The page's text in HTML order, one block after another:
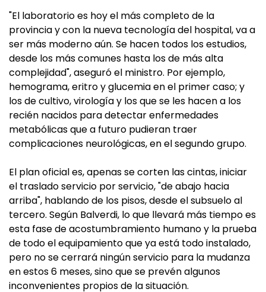
"El laboratorio es hoy el más completo de la
provincia y con la nueva tecnología del hospital, va a
ser más moderno aún. Se hacen todos los estudios,
desde los más comunes hasta los de más alta
complejidad", aseguró el ministro. Por ejemplo,
hemograma, eritro y glucemia en el primer caso; y
los de cultivo, virología y los que se les hacen a los
recién nacidos para detectar enfermedades
metabólicas que a futuro pudieran traer
complicaciones neurológicas, en el segundo grupo.
El plan oficial es, apenas se corten las cintas, iniciar
el traslado servicio por servicio, "de abajo hacia
arriba", hablando de los pisos, desde el subsuelo al
tercero. Según Balverdi, lo que llevará más tiempo es
esta fase de acostumbramiento humano y la prueba
de todo el equipamiento que ya está todo instalado,
pero no se cerrará ningún servicio para la mudanza
en estos 6 meses, sino que se prevén algunos
inconvenientes propios de la situación.